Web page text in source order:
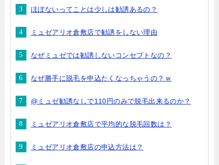
ほぼないってことは少しは勧誘あるの？
ミュゼアリオ倉敷店で勧誘をしない理由
なぜミュゼでは勧誘しないコンセプトなの？
なぜ勝手に脱毛を申込たくなっちゃうの？ｗ
@ミュゼ勧誘なしで110円のみで脱毛出来るのか？
ミュゼアリオ倉敷店で平均的な脱毛回数は？
ミュゼアリオ倉敷店の申込方法は？